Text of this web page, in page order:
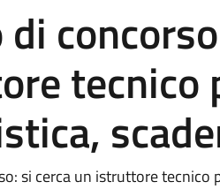
di
tecnico
si cerca un istruttore tecnico